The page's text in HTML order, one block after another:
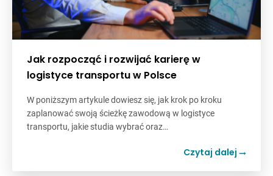
Jak rozpocząć i rozwijać karierę w
logistyce transportu w Polsce
W poniższym artykule dowiesz się, jak krok po kroku
zaplanować swoją ścieżkę zawodową w logistyce
transportu, jakie studia wybrać oraz…
Czytaj dalej